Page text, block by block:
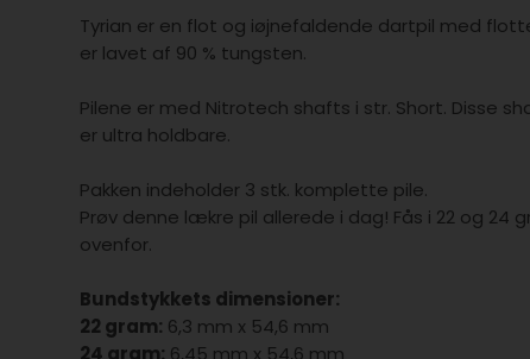
Tyrian er en flot og iøjnefaldende dartpil med
er lavet af 90 % tungsten.
Pilene er med Nitrotech shafts i str. Short. Disse
er ultra holdbare.
Pakken indeholder 3 stk. komplette pile.
Prøv denne lækre pil allerede i dag! Fås i 22 og
ovenfor.
Bundstykkets dimensioner:
22 gram: 6,3 mm x 54,6 mm
24 gram: 6,45 mm x 54,6 mm